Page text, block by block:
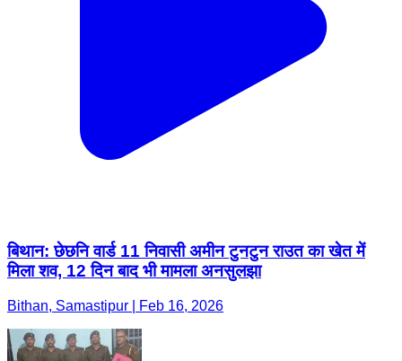
बिथान: छेछनि वार्ड 11 निवासी अमीन टुनटुन राउत का खेत में
मिला शव, 12 दिन बाद भी मामला अनसुलझा
Bithan, Samastipur | Feb 16, 2026